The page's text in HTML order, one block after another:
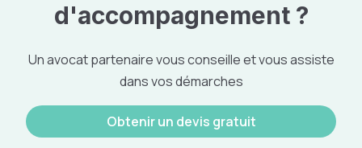
d'accompagnement ?
Un avocat partenaire vous conseille et vous assiste
dans vos démarches
Obtenir un devis gratuit